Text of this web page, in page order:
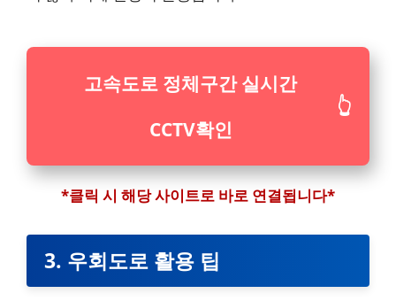
고속도로 정체구간 실시간
CCTV확인
👆
*클릭 시 해당 사이트로 바로 연결됩니다*
3. 우회도로 활용 팁